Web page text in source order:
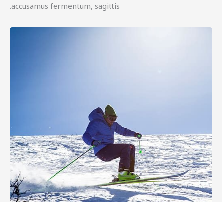
accusamus fermentum, sagittis.